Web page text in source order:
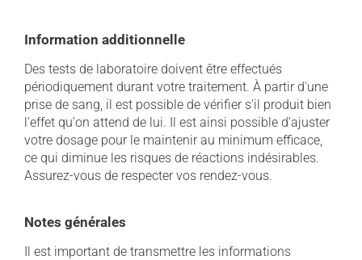
Information additionnelle
Des tests de laboratoire doivent être effectués
périodiquement durant votre traitement. À partir d'une
prise de sang, il est possible de vérifier s'il produit bien
l'effet qu'on attend de lui. Il est ainsi possible d'ajuster
votre dosage pour le maintenir au minimum efficace,
ce qui diminue les risques de réactions indésirables.
Assurez-vous de respecter vos rendez-vous.
Notes générales
Il est important de transmettre les informations